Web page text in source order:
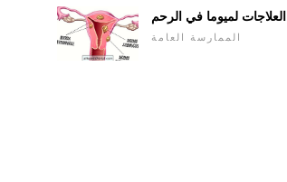
العلاجات لميوما في الرحم
الممارسة العامة